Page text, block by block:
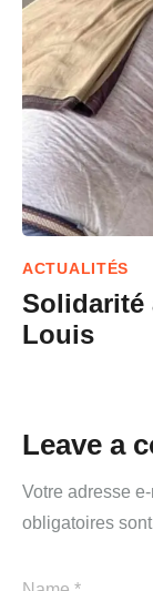
ACTUALITÉS
Solidarité
Louis
Leave a
Votre adresse
obligatoires